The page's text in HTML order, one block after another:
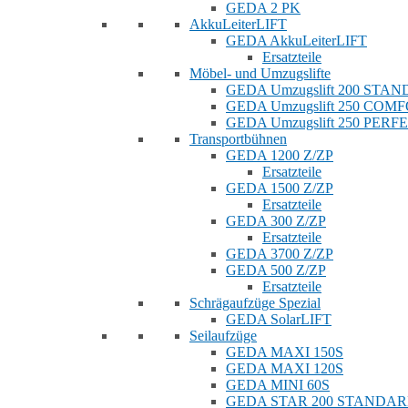
GEDA 2 PK
AkkuLeiterLIFT
GEDA AkkuLeiterLIFT
Ersatzteile
Möbel- und Umzugslifte
GEDA Umzugslift 200
GEDA Umzugslift 250
GEDA Umzugslift 250
Transportbühnen
GEDA 1200 Z/ZP
Ersatzteile
GEDA 1500 Z/ZP
Ersatzteile
GEDA 300 Z/ZP
Ersatzteile
GEDA 3700 Z/ZP
GEDA 500 Z/ZP
Ersatzteile
Schrägaufzüge Spezial
GEDA SolarLIFT
Seilaufzüge
GEDA MAXI 150S
GEDA MAXI 120S
GEDA MINI 60S
GEDA STAR 200